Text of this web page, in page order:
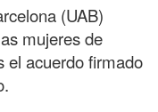
(UAB)
mujeres de
el acuerdo firmado